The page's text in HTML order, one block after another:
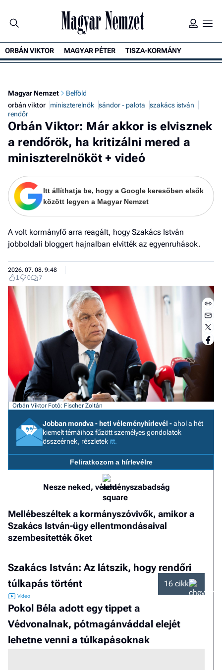
- heti
a
ORBÁN VIKTOR MAGYAR PÉTER TISZA-KORMÁNY
Magyar Nemzet
Belföld
orbán viktor
miniszterelnök sándor - palota
szakács istván
rendőr
Orbán Viktor: Már akkor is elvisznek
a rendőrök, ha kritizálni mered a
miniszterelnököt + videó
Itt állíthatja be, hogy a Google keresőben elsők
között legyen a Magyar Nemzet
A volt kormányfő arra reagált, hogy Szakács István
jobboldali bloggert hajnalban elvitték az egyenruhások.
2026. 07. 08. 9:48
1
0 7
Orbán Viktor Fotó: Fischer Zoltán
Jobban mondva - heti véleményhírlevél -ahol a hét
kiemelt témáihoz fűzött személyes gondolatok
összeérnek, részletek itt.
Feliratkozom a hírlevélre
Nesze neked, véleményszabadság
Mellébeszéltek a kormányszóvivők, amikor a
Szakács István-ügy ellentmondásaival
szembesítették őket
Szakács István: Az látszik, hogy rendőri
túlkapás történt
Pokol Béla adott egy tippet a
Védvonalnak, pótmagánváddal elejét
lehetne venni a túlkapásoknak
16 cikk